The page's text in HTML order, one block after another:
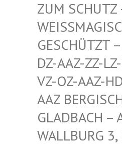
CHUTZ –
AGISCH
TZT – AAZ-
-ZZ-LZ-SZ-TZ-
AAZ-HDZ-TZ-
RGISCH
CH – AN DER
RG 3, 5.